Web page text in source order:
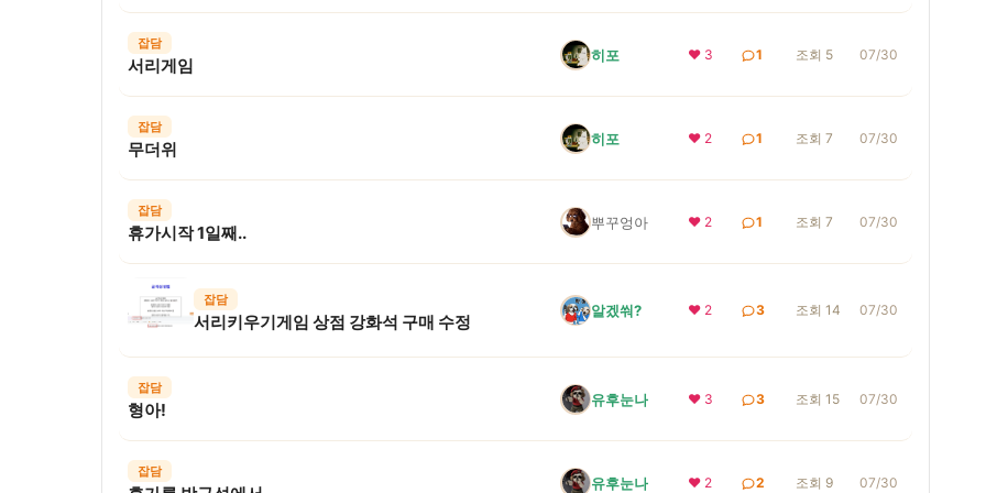
잡담
서리게임
히포 ❤ 3 1 조회 5 07/30
잡담
무더위
히포 ❤ 2 1 조회 7 07/30
잡담
휴가시작 1일째..
뿌꾸엉아 ❤ 2 1 조회 7 07/30
잡담
서리키우기게임 상점 강화석 구매 수정
알겠쒀? ❤ 2 3 조회 14 07/30
잡담
형아!
유후눈나 ❤ 3 3 조회 15 07/30
잡담
유후눈나 ❤ 2 2 조회 9 07/30